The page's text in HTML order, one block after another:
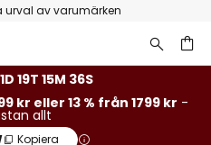
urval av varumärken
19T 15M 35S
kr eller 13 % från 1799 kr -
allt
Kopiera